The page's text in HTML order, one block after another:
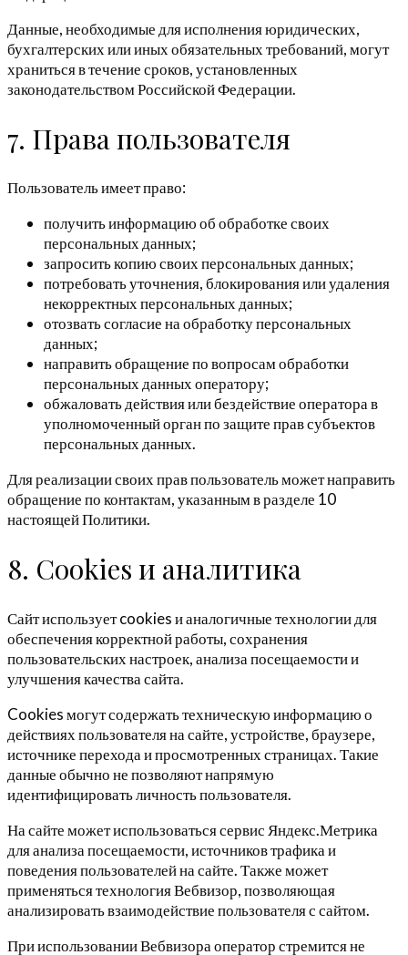
Данные, необходимые для исполнения юридических,
бухгалтерских или иных обязательных требований, могут
храниться в течение сроков, установленных
законодательством Российской Федерации.
7. Права пользователя
Пользователь имеет право:
получить информацию об обработке своих
персональных данных;
запросить копию своих персональных данных;
потребовать уточнения, блокирования или удаления
некорректных персональных данных;
отозвать согласие на обработку персональных
данных;
направить обращение по вопросам обработки
персональных данных оператору;
обжаловать действия или бездействие оператора в
уполномоченный орган по защите прав субъектов
персональных данных.
Для реализации своих прав пользователь может направить
обращение по контактам, указанным в разделе 10
настоящей Политики.
8. Cookies и аналитика
Сайт использует cookies и аналогичные технологии для
обеспечения корректной работы, сохранения
пользовательских настроек, анализа посещаемости и
улучшения качества сайта.
Cookies могут содержать техническую информацию о
действиях пользователя на сайте, устройстве, браузере,
источнике перехода и просмотренных страницах. Такие
данные обычно не позволяют напрямую
идентифицировать личность пользователя.
На сайте может использоваться сервис Яндекс.Метрика
для анализа посещаемости, источников трафика и
поведения пользователей на сайте. Также может
применяться технология Вебвизор, позволяющая
анализировать взаимодействие пользователя с сайтом.
При использовании Вебвизора оператор стремится не